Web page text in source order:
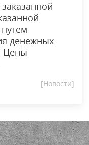
денежных
Цены
[Новости]